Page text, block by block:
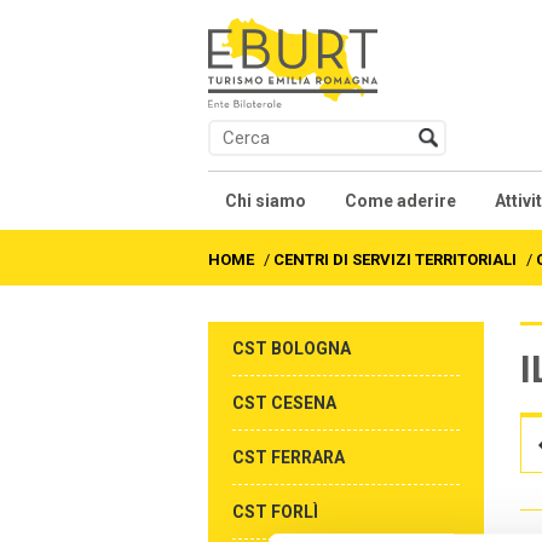
Chi siamo
Presentazione
Come aderire
Contratti collettivi
HOME / CENTRI DI SERVIZI TERRITORIALI /
CST BOLOGNA
CST CESENA
CST FERRARA
CST FORLÌ